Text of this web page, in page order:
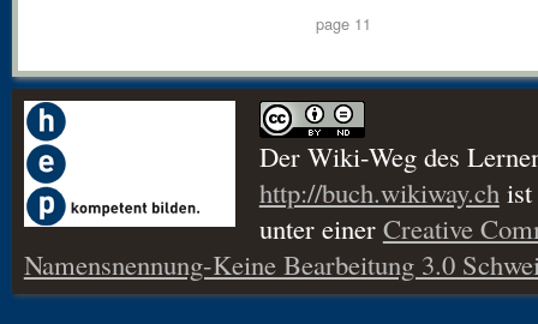
page 11
Der Wiki-Weg des
http://buch.wikiway.chist
unter einer Creative
Namensnennung-Keine Bearbeitung 3.0